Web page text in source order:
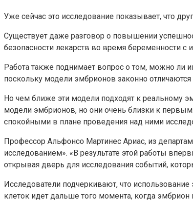
Уже сейчас это исследование показывает, что
Существует даже разговор о повышении
безопасности лекарств во время беременности с
Работа также поднимает вопрос о том, можно ли
поскольку модели эмбрионов законно
Но чем ближе эти модели подходят к реальному
модели эмбрионов, но они очень близки к
спокойными в плане проведения над ними
Профессор Альфонсо Мартинес Ариас, из
исследованием». «В результате этой работы
открывая дверь для исследования событий,
Исследователи подчеркивают, что
клеток идет дальше того момента, когда